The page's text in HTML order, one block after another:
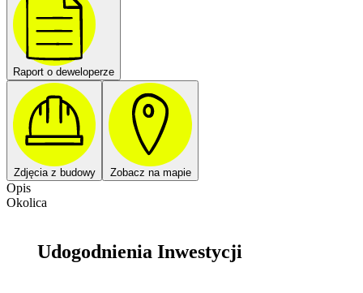
Raport o deweloperze
Zdjęcia z budowy Zobacz na mapie
Opis
Okolica
Udogodnienia Inwestycji